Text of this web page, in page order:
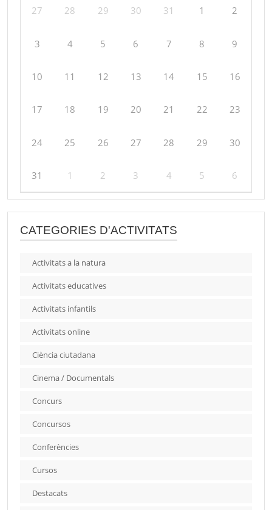
27 28 29 30 31 1 2
3 4 5 6 7 8 9
10 11 12 13 14 15 16
17 18 19 20 21 22 23
24 25 26 27 28 29 30
31 1 2 3 4 5 6
CATEGORIES D'ACTIVITATS
Activitats a la natura
Activitats educatives
Activitats infantils
Activitats online
Ciència ciutadana
Cinema / Documentals
Concurs
Concursos
Conferències
Cursos
Destacats